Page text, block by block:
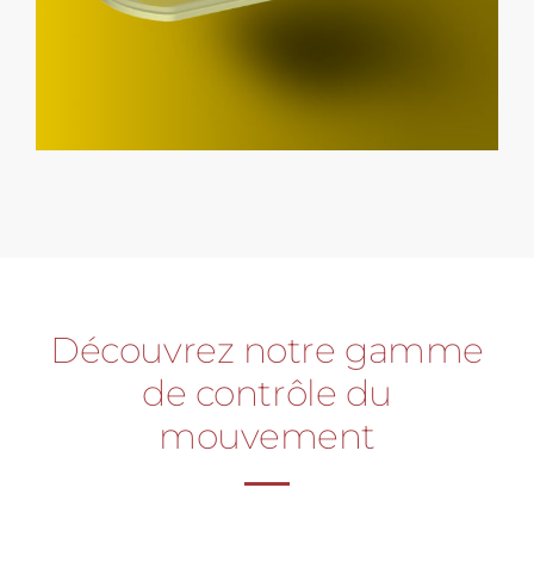
Découvrez notre gamme
de contrôle du
mouvement